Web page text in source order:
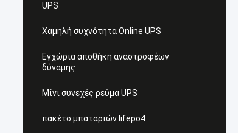
UPS
Χαμηλή συχνότητα Online UPS
Εγχώρια αποθήκη αναστροφέων
δύναμης
Μίνι συνεχές ρεύμα UPS
πακέτο μπαταριών lifepo4